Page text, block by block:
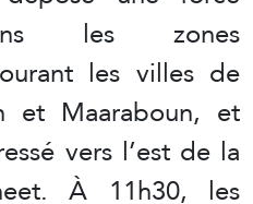
les zones
les villes de
et Maaraboun, et
vers l’est de la
À 11h30, les